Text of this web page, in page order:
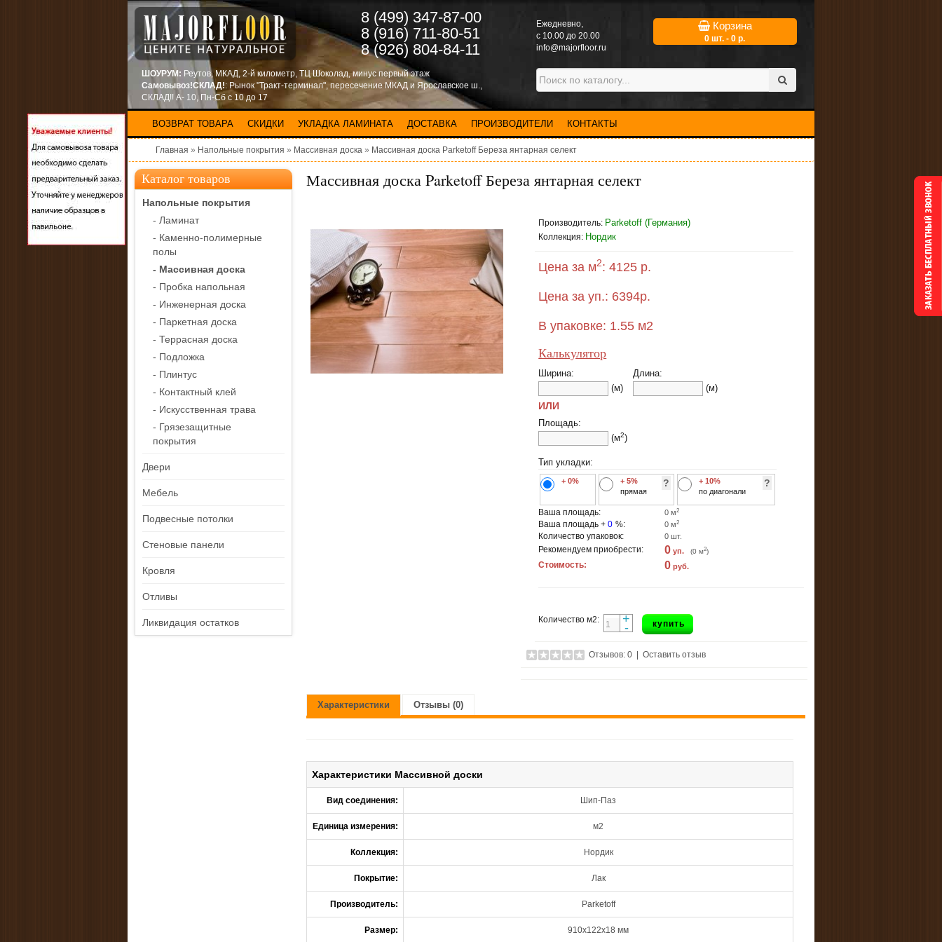
8 (499) 347-87-00
8 (916) 711-80-51
8 (926) 804-84-11
Eжедневно,
с 10.00 до 20.00
info@majorfloor.ru
Корзина
0 шт. - 0 р.
ШОУРУМ: Реутов, МКАД, 2-й километр, ТЦ Шоколад, минус первый этаж
Самовывоз!СКЛАД!: Рынок "Тракт-терминал", пересечение МКАД и Ярославское ш.,
СКЛАД!! А- 10, Пн-Сб с 10 до 17
ВОЗВРАТ ТОВАРА СКИДКИ УКЛАДКА ЛАМИНАТА ДОСТАВКА ПРОИЗВОДИТЕЛИ КОНТАКТЫ
Главная » Напольные покрытия » Массивная доска » Массивная доска Parketoff Береза янтарная селект
Каталог товаров
Напольные покрытия
- Ламинат
- Каменно-полимерные
полы
- Массивная доска
- Пробка напольная
- Инженерная доска
- Паркетная доска
- Террасная доска
- Подложка
- Плинтус
- Контактный клей
- Искусственная трава
- Грязезащитные
покрытия
Двери
Мебель
Подвесные потолки
Стеновые панели
Кровля
Отливы
Ликвидация остатков
Массивная доска Parketoff Береза янтарная селект
Производитель: Parketoff (Германия)
Коллекция: Нордик
Цена за м2: 4125 р.
Цена за уп.: 6394р.
В упаковке: 1.55 м2
Калькулятор
Ширина:
(м)
Длина:
(м)
ИЛИ
Площадь:
(м2)
Тип укладки:
+ 0%
+ 5%
прямая
?
+ 10%
по диагонали
?
Ваша площадь: 0 м2
Ваша площадь +0 %: 0 м2
Количество упаковок: 0 шт.
Рекомендуем приобрести: 0 уп. (0 м2)
Стоимость: 0 руб.
Количество м2: +
- купить
Отзывов: 0 |Оставить отзыв
Характеристики Отзывы (0)
Характеристики Массивной доски
Вид соединения: Шип-Паз
Единица измерения: м2
Коллекция: Нордик
Покрытие: Лак
Производитель: Parketoff
Размер: 910x122x18 мм